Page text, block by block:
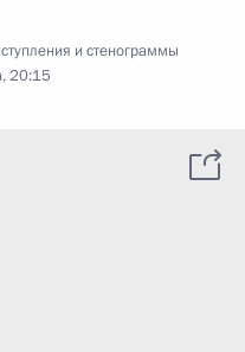
и стенограммы
20:15